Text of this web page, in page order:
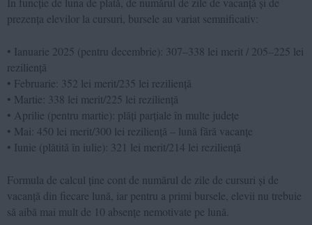
prezența elevilor la cursuri, bursele au variat semnificativ:
• Ianuarie 2025 (pentru decembrie): 307–338 lei merit / 205–225 lei
reziliență
• Februarie: 352 lei merit/235 lei reziliență
• Martie: 338 lei merit/225 lei reziliență
• Aprilie (pentru martie): plăți parțiale în multe județe
• Mai: 450 lei merit/300 lei reziliență – lună fără vacanțe
• Iunie (plătită în iulie): 321 lei merit/214 lei reziliență
Formula de calcul ține cont de numărul de zile de cursuri și de
vacanță din fiecare lună, iar pentru a primi bursele, elevii nu trebuie
să aibă mai mult de 10 absențe nemotivate pe lună.